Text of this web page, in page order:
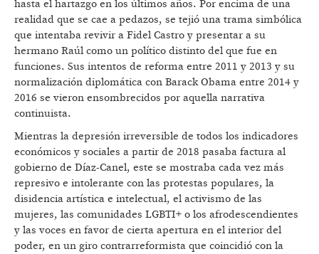
hasta el hartazgo en los últimos años. Por encima de una
realidad que se cae a pedazos, se tejió una trama simbólica
que intentaba revivir a Fidel Castro y presentar a su
hermano Raúl como un político distinto del que fue en
funciones. Sus intentos de reforma entre 2011 y 2013 y su
normalización diplomática con Barack Obama entre 2014 y
2016 se vieron ensombrecidos por aquella narrativa
continuista.
Mientras la depresión irreversible de todos los indicadores
económicos y sociales a partir de 2018 pasaba factura al
gobierno de Díaz-Canel, este se mostraba cada vez más
represivo e intolerante con las protestas populares, la
disidencia artística e intelectual, el activismo de las
mujeres, las comunidades LGBTI+ o los afrodescendientes
y las voces en favor de cierta apertura en el interior del
poder, en un giro contrarreformista que coincidió con la